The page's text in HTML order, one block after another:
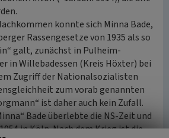
konnte sich Minna Bade,
Rassengesetze von 1935 als so
galt, zunächst in Pulheim-
in Willebadessen (Kreis Höxter) bei
Zugriff der Nationalsozialisten
zum vorab genannten
ist daher auch kein Zufall.
Bade überlebte die NS-Zeit und
in Köln. Nach dem Krieg ist die